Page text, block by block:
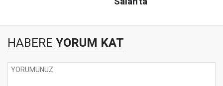
HABERE YORUM KAT